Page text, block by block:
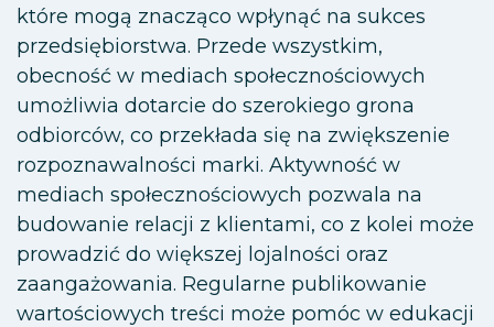
które mogą znacząco wpłynąć na sukces
przedsiębiorstwa. Przede wszystkim,
obecność w mediach społecznościowych
umożliwia dotarcie do szerokiego grona
odbiorców, co przekłada się na zwiększenie
rozpoznawalności marki. Aktywność w
mediach społecznościowych pozwala na
budowanie relacji z klientami, co z kolei może
prowadzić do większej lojalności oraz
zaangażowania. Regularne publikowanie
wartościowych treści może pomóc w edukacji